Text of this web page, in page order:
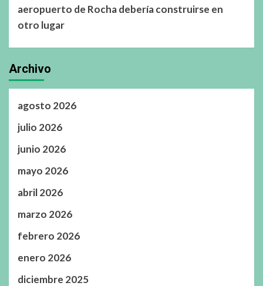
aeropuerto de Rocha debería construirse en
otro lugar
Archivo
agosto 2026
julio 2026
junio 2026
mayo 2026
abril 2026
marzo 2026
febrero 2026
enero 2026
diciembre 2025